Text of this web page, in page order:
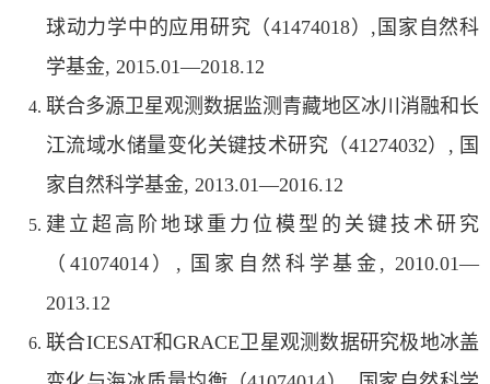
球动力学中的应用研究（41474018）,国家自然科
学基金, 2015.01—2018.12
联合多源卫星观测数据监测青藏地区冰川消融和长
江流域水储量变化关键技术研究（41274032）, 国
家自然科学基金, 2013.01—2016.12
建立超高阶地球重力位模型的关键技术研究
（41074014）, 国家自然科学基金, 2010.01—
2013.12
联合ICESAT和GRACE卫星观测数据研究极地冰盖